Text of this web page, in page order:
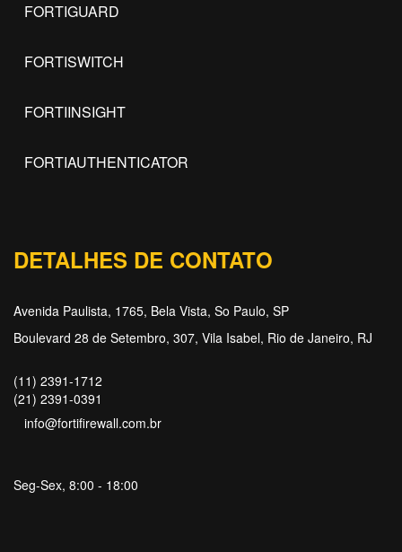
FORTIGUARD
FORTISWITCH
FORTIINSIGHT
FORTIAUTHENTICATOR
DETALHES DE CONTATO
Avenida Paulista, 1765, Bela Vista, So Paulo, SP
Boulevard 28 de Setembro, 307, Vila Isabel, Rio de Janeiro, RJ
(11) 2391-1712
(21) 2391-0391
info@fortifirewall.com.br
Seg-Sex, 8:00 - 18:00